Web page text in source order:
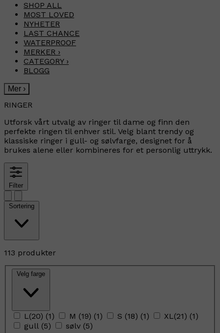
SHOP ALL
MOST LOVED
NYHETER
LAST CHANCE
WATERPROOF
MERKER ›
CATEGORY ›
BLOGG
Mer ›
RINGER
Utforsk vårt utvalg av ringer til dame og finn den
perfekte ringen til enhver stil. Velg blant trendy og
klassiske ringer i gull- og sølvfarge, designet for å
brukes alene eller kombineres for et personlig uttrykk.
Filter
Sortering
113 produkter
Velg farge
L(20) (1) M (19) (1) S (18) (1) XL(21) (1)
gull (5) sølv (5)